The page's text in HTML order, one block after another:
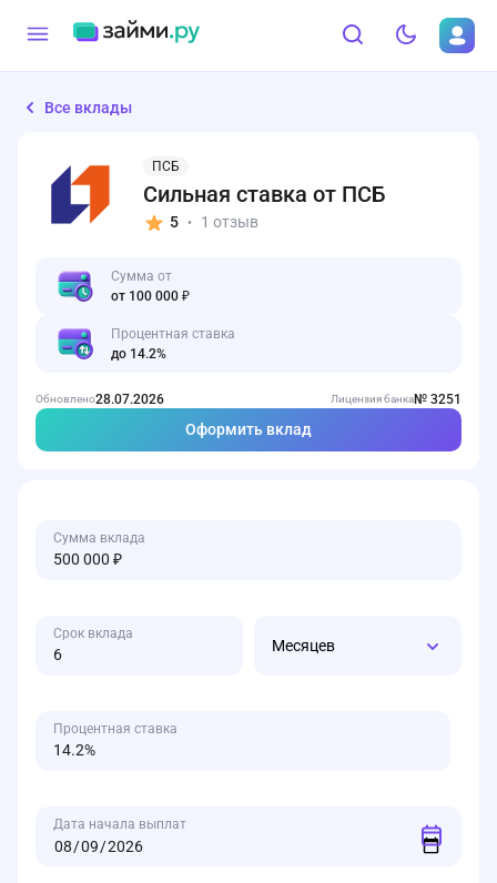
Все вклады
ПСБ
Сильная ставка от ПСБ
5 • 1 отзыв
Сумма от
от 100 000 ₽
Процентная ставка
до 14.2%
Оформить вклад
Обновлено28.07.2026 Лицензия банка№ 3251
Сумма вклада
Срок вклада
Месяцев
Процентная ставка
Дата начала выплат